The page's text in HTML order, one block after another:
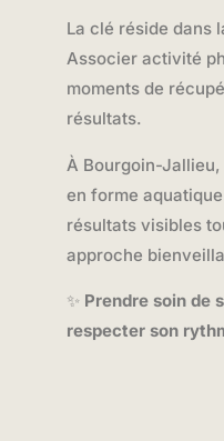
La clé réside dans
Associer activité
moments de
résultats.
À Bourgoin-
en forme
résultats visibles
approche
✨ Prendre soin de
respecter son